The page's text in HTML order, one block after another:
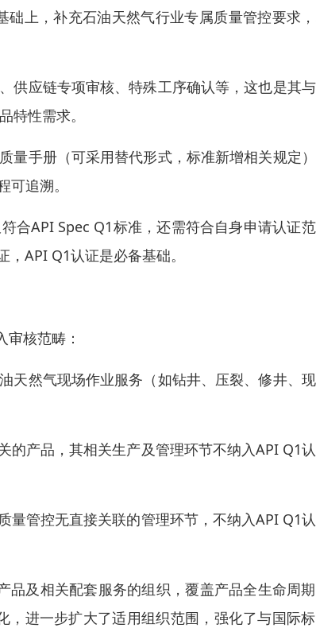
上，补充石油天然气行业专属质量管控要求
供应链专项审核、特殊工序确认等，这也是其
特性需求。
量手册（可采用替代形式，标准新增相关规定
追溯。
合API Spec Q1标准，还需符合自身申请认证
API Q1认证是必备基础。
核范畴：
天然气现场作业服务（如钻井、压裂、修井、
的产品，其相关生产及管理环节不纳入API Q1
量管控无直接关联的管理环节，不纳入API Q1
品及相关配套服务的组织，覆盖产品全生命周
，进一步扩大了适用组织范围，强化了与国际